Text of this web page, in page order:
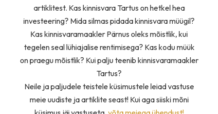
artiklitest. Kas kinnisvara Tartus on hetkel hea
investeering? Mida silmas pidada kinnisvara müügil?
Kas kinnisvaramaakler Pärnus oleks mõistlik, kui
tegelen seal lühiajalise rentimisega? Kas kodu müük
on praegu mõistlik? Kui palju teenib kinnisvaramaakler
Tartus?
Neile ja paljudele teistele küsimustele leiad vastuse
meie uudiste ja artiklite seast! Kui aga siiski mõni